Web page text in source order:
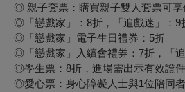
◎ 親子套票：購買親子雙人套票可享
◎「戀戲家」：8折，「追戲迷」：9
◎「戀戲家」電子生日禮券：5折
◎「戀戲家」入續會禮券：7折，「
◎學生票：8折，進場需出示有效證件
◎愛心票：身心障礙人士與1位陪同